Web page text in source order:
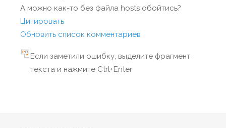
А можно как-то без файла hosts обойтись?
Цитировать
Обновить список комментариев
Если заметили ошибку, выделите фрагмент
текста и нажмите Ctrl+Enter